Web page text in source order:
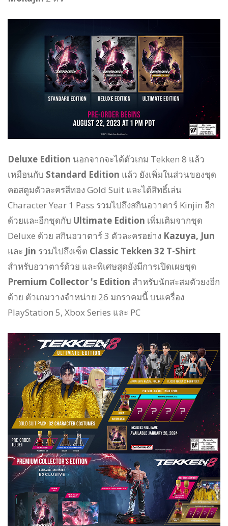
Deluxe Edition นอกจากจะได้ตัวเกม Tekken 8 แล้ว
เหมือนกับ Standard Edition แล้ว ยังเพิ่มในส่วนของชุด
คอสตูมตัวละครสีทอง Gold Suit และได้สิทธิ์เล่น
Character Year 1 Pass รวมไปถึงสกินอวาตาร์ Kinjin อีก
ด้วยและอีกชุดกับ Ultimate Edition เพิ่มเติมจากชุด
Deluxe ด้วย สกินอวาตาร์ 3 ตัวละครอย่าง Kazuya, Jun
และ Jin รวมไปถึงเซ็ต Classic Tekken 32 T-Shirt
สำหรับอวาตาร์ด้วย และพิเศษสุดยังมีการเปิดเผยชุด
Premium Collector 's Edition สำหรับนักสะสมตัวยงอีก
ด้วย ตัวเกมวางจำหน่าย 26 มกราคมนี้ บนเครื่อง
PlayStation 5, Xbox Series และ PC